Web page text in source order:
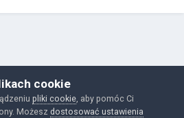
Ciasteczka
by Invision Community
cookie
pliki cookie , aby pomóc Ci
Możesz dostosować ustawienia